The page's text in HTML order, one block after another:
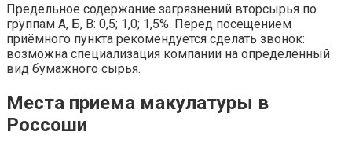
Предельное содержание загрязнений вторсырья по
группам А, Б, В: 0,5; 1,0; 1,5%. Перед посещением
приёмного пункта рекомендуется сделать звонок:
возможна специализация компании на определённый
вид бумажного сырья.
Места приема макулатуры в
Россоши